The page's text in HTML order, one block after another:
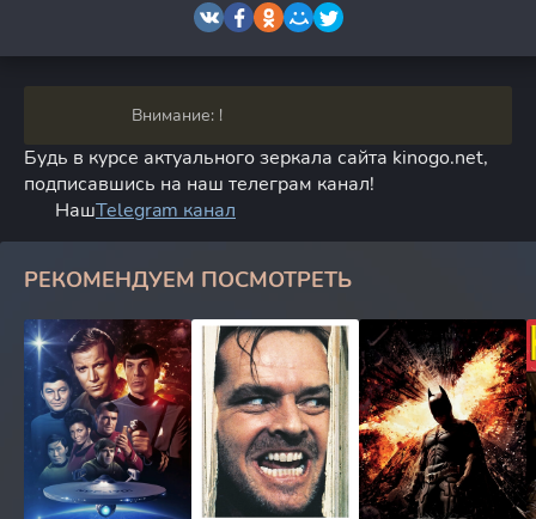
Внимание: !
Будь в курсе актуального зеркала сайта kinogo.net,
подписавшись на наш телеграм канал!
НашTelegram канал
РЕКОМЕНДУЕМ ПОСМОТРЕТЬ